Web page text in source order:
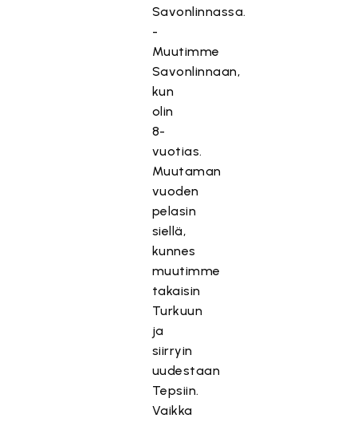
Savonlinnassa.
-
Muutimme
Savonlinnaan,
kun
olin
8-
vuotias.
Muutaman
vuoden
pelasin
siellä,
kunnes
muutimme
takaisin
Turkuun
ja
siirryin
uudestaan
Tepsiin.
Vaikka